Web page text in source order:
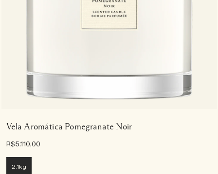
Vela Aromática Pomegranate Noir
R$5.110,00
2.1kg